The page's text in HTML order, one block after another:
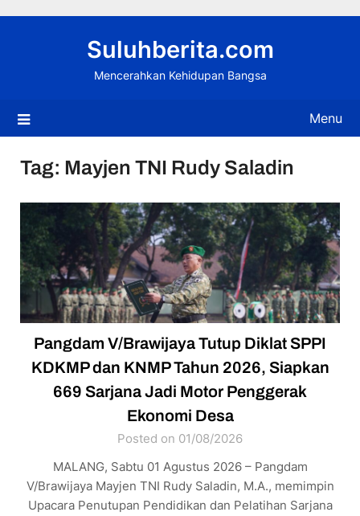
Suluhberita.com
Mencerahkan Kehidupan Bangsa
Menu
Tag: Mayjen TNI Rudy Saladin
Pangdam V/Brawijaya Tutup Diklat SPPI
KDKMP dan KNMP Tahun 2026, Siapkan
669 Sarjana Jadi Motor Penggerak
Ekonomi Desa
Posted on 01/08/2026
MALANG, Sabtu 01 Agustus 2026 – Pangdam
V/Brawijaya Mayjen TNI Rudy Saladin, M.A., memimpin
Upacara Penutupan Pendidikan dan Pelatihan Sarjana